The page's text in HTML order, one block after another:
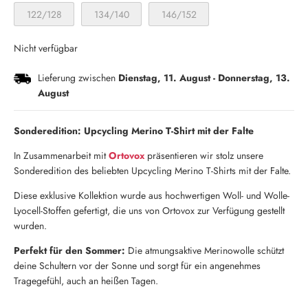
122/128 134/140 146/152
Nicht verfügbar
Lieferung zwischen Dienstag, 11. August- Donnerstag, 13.
August
Sonderedition: Upcycling Merino T-Shirt mit der Falte
In Zusammenarbeit mitOrtovoxpräsentieren wir stolz unsere
Sonderedition des beliebten Upcycling Merino T-Shirts mit der Falte.
Diese exklusive Kollektion wurde aus hochwertigen Woll- und Wolle-
Lyocell-Stoffen gefertigt, die uns von Ortovox zur Verfügung gestellt
wurden.
Perfekt für den Sommer: Die atmungsaktive Merinowolle schützt
deine Schultern vor der Sonne und sorgt für ein angenehmes
Tragegefühl, auch an heißen Tagen.